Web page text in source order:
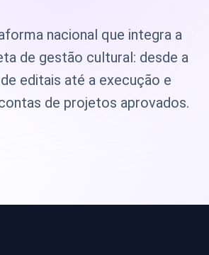
nacional que integra a
de gestão cultural: desde a
editais até a execução e
de projetos aprovados.